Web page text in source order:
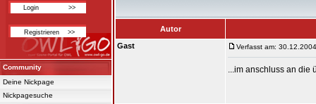
Community
Deine Nickpage
Nickpagesuche
Autor
Gast
Verfasst am:
...im anschluss an die